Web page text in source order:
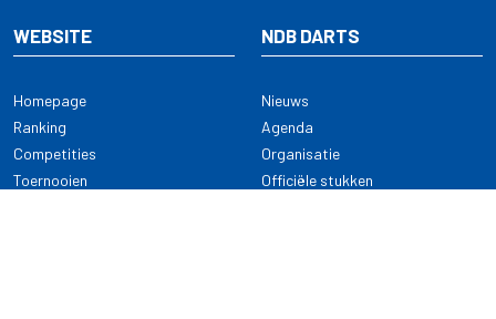
WEBSITE
Homepage
Ranking
Competities
Toernooien
NDB DARTS
Nieuws
Agenda
Organisatie
Officiële stukken